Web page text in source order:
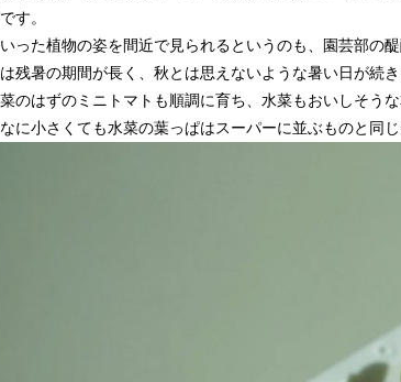
す。
った植物の姿を間近で見られるというのも、園芸部の
残暑の期間が長く、秋とは思えないような暑い日が続
のはずのミニトマトも順調に育ち、水菜もおいしそうな